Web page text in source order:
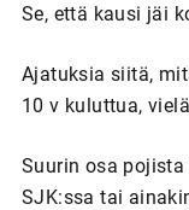
Se, että kausi jäi
Ajatuksia siitä,
10 v kuluttua,
Suurin osa
SJK:ssa tai